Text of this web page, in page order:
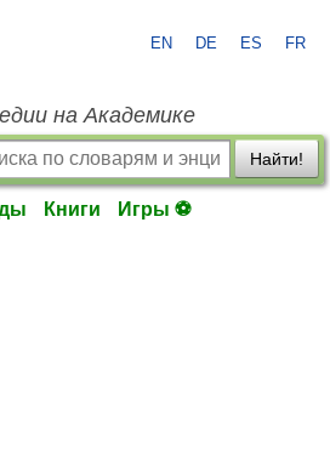
EN DE ES FR
на Академике
Найти!
Книги Игры ⚽